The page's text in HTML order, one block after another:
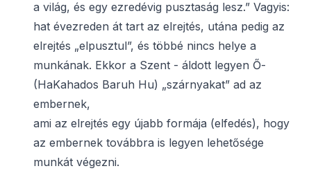
a világ, és egy ezredévig pusztaság lesz.” Vagyis:
hat évezreden át tart az elrejtés, utána pedig az
elrejtés „elpusztul”, és többé nincs helye a
munkának. Ekkor a Szent - áldott legyen Ő-
(HaKahados Baruh Hu) „szárnyakat” ad az
embernek,
ami az elrejtés egy újabb formája (elfedés), hogy
az embernek továbbra is legyen lehetősége
munkát végezni.